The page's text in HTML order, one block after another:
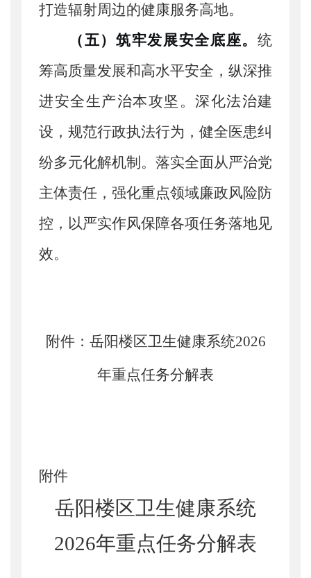
打造辐射周边的健康服务高地。
（五）筑牢发展安全底座。 统
筹高质量发展和高水平安全，纵深推
进安全生产治本攻坚。深化法治建
设，规范行政执法行为，健全医患纠
纷多元化解机制。落实全面从严治党
主体责任，强化重点领域廉政风险防
控，以严实作风保障各项任务落地见
效。
附件：岳阳楼区卫生健康系统2026
年重点任务分解表
附件
岳阳楼区卫生健康系统
2026年重点任务分解表